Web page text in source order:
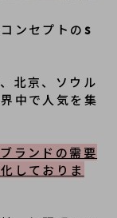
ンセプトのs
北京、ソウル
中で人気を集
ランドの需要
しておりま